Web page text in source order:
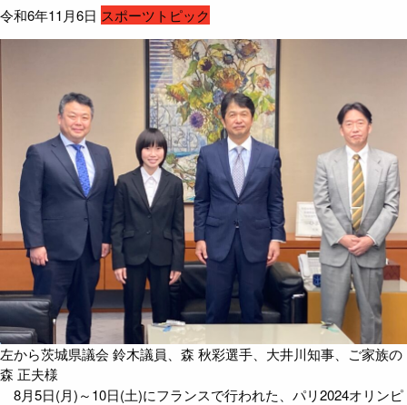
令和6年11月6日 スポーツトピック
左から茨城県議会 鈴木議員、森 秋彩選手、大井川知事、ご家族の
森 正夫様
8月5日(月)～10日(土)にフランスで行われた、パリ2024オリンピ